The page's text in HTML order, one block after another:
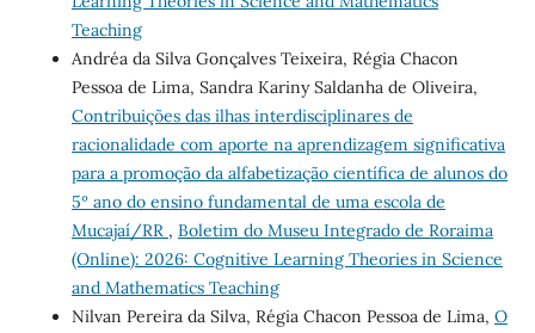
Teaching
Andréa da Silva Gonçalves Teixeira, Régia Chacon
Pessoa de Lima, Sandra Kariny Saldanha de Oliveira,
Contribuições das ilhas interdisciplinares de
racionalidade com aporte na aprendizagem significativa
para a promoção da alfabetização científica de alunos do
5º ano do ensino fundamental de uma escola de
Mucajaí/RR , Boletim do Museu Integrado de Roraima
(Online): 2026: Cognitive Learning Theories in Science
and Mathematics Teaching
Nilvan Pereira da Silva, Régia Chacon Pessoa de Lima, O